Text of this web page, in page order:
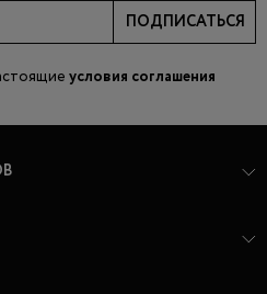
ПОДПИСАТЬСЯ
условия соглашения